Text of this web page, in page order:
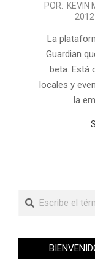
POR: KEVIN
2012
La
Guardian
beta. Está
locales y
la